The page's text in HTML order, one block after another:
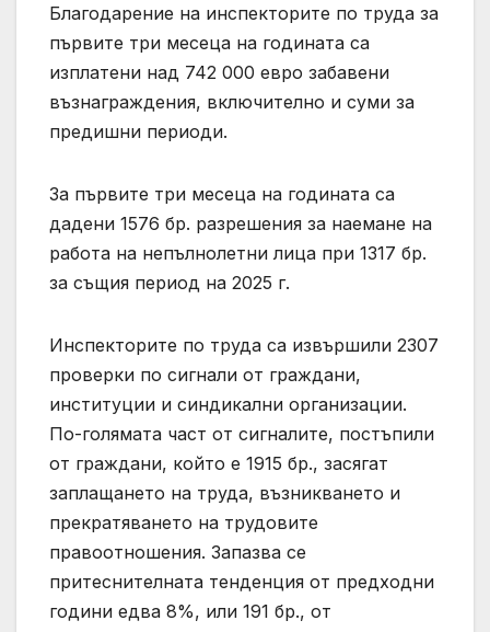
Благодарение на инспекторите по труда за
първите три месеца на годината са
изплатени над 742 000 евро забавени
възнаграждения, включително и суми за
предишни периоди.
За първите три месеца на годината са
дадени 1576 бр. разрешения за наемане на
работа на непълнолетни лица при 1317 бр.
за същия период на 2025 г.
Инспекторите по труда са извършили 2307
проверки по сигнали от граждани,
институции и синдикални организации.
По-голямата част от сигналите, постъпили
от граждани, който е 1915 бр., засягат
заплащането на труда, възникването и
прекратяването на трудовите
правоотношения. Запазва се
притеснителната тенденция от предходни
години едва 8%, или 191 бр., от